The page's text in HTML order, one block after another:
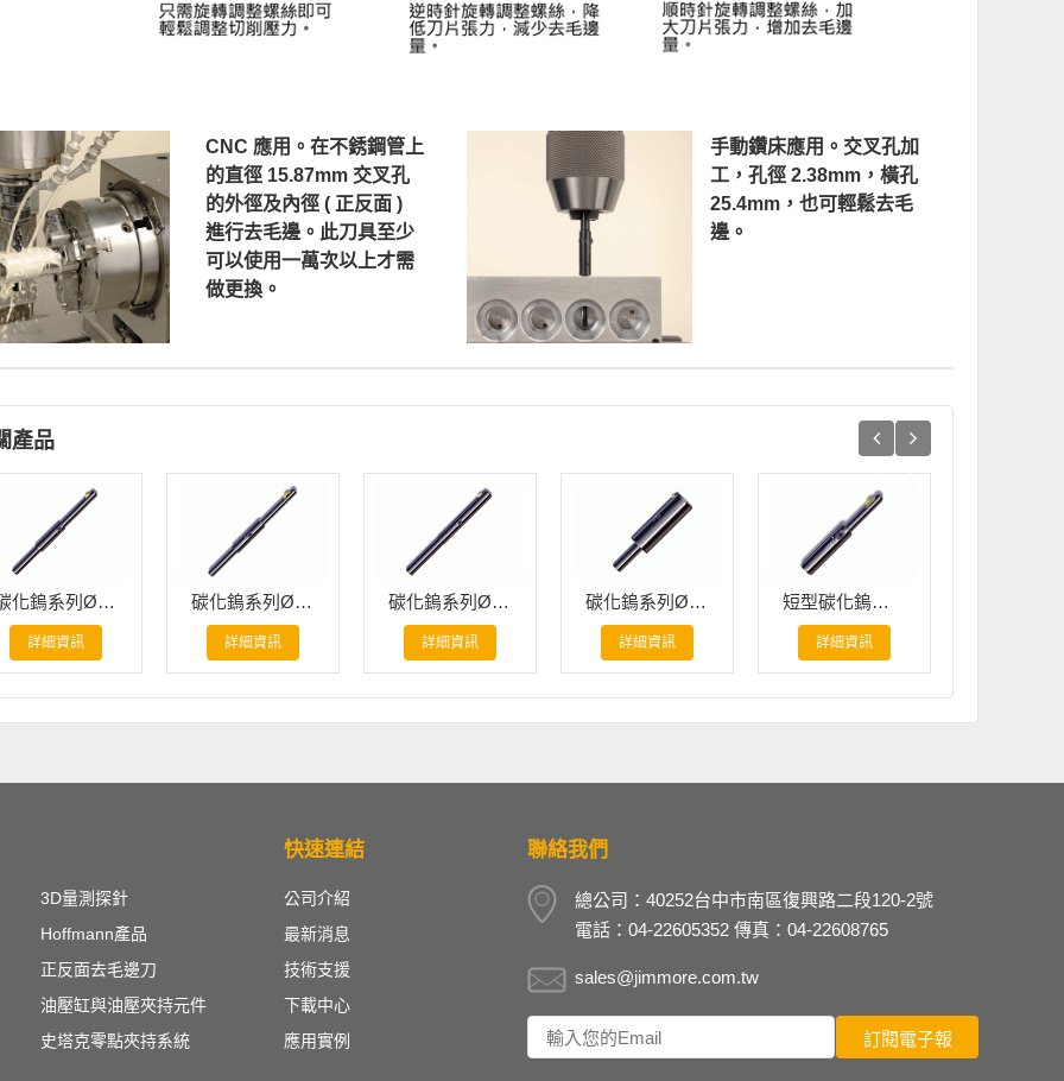
CNC 應用。在不銹鋼管上
的直徑 15.87mm 交叉孔
的外徑及內徑 ( 正反面 )
進行去毛邊。此刀具至少
可以使用一萬次以上才需
做更換。
手動鑽床應用。交叉孔加
工，孔徑 2.38mm，橫孔
25.4mm，也可輕鬆去毛
邊。
產品
碳化鎢系列Ø6.35mm - Ø8.50mm_正反面去毛邊刀
詳細資訊
碳化鎢系列Ø3.17mm - Ø3.90mm_正反面去毛邊刀
詳細資訊
碳化鎢系列Ø8.73mm - Ø12.70mm_正反面去毛邊刀
詳細資訊
碳化鎢系列Ø26.00mm - Ø50.80mm_正反面去毛邊刀
詳細資訊
短型碳化鎢系列Ø3.10mm - Ø3.90mm_正反面去毛邊刀
詳細資訊
3D量測探針
Hoffmann產品
正反面去毛邊刀
油壓缸與油壓夾持元件
史塔克零點夾持系統
快速連結
公司介紹
最新消息
技術支援
下載中心
應用實例
聯絡我們
總公司：40252台中市南區復興路二段120-2號
電話：04-22605352 傳真：04-22608765
sales@jimmore.com.tw